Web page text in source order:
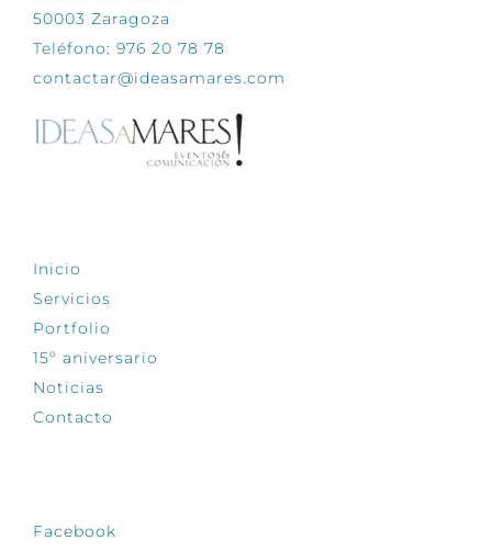
50003 Zaragoza
Teléfono: 976 20 78 78
contactar@ideasamares.com
Inicio
Servicios
Portfolio
15º aniversario
Noticias
Contacto
Facebook